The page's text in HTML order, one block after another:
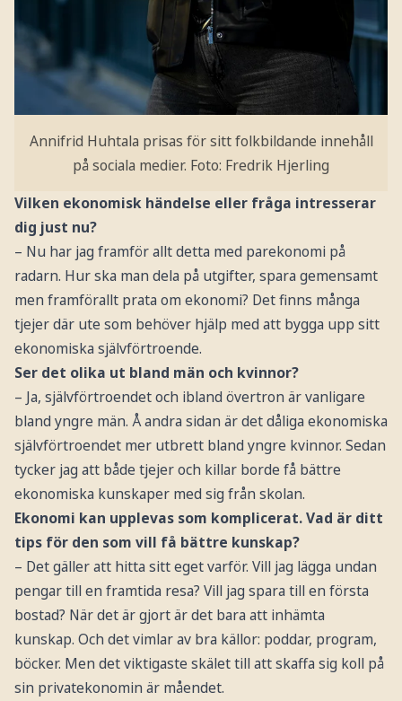
Annifrid Huhtala prisas för sitt folkbildande innehåll
på sociala medier. Foto: Fredrik Hjerling
Vilken ekonomisk händelse eller fråga intresserar
dig just nu?
– Nu har jag framför allt detta med parekonomi på
radarn. Hur ska man dela på utgifter, spara gemensamt
men framförallt prata om ekonomi? Det finns många
tjejer där ute som behöver hjälp med att bygga upp sitt
ekonomiska självförtroende.
Ser det olika ut bland män och kvinnor?
– Ja, självförtroendet och ibland övertron är vanligare
bland yngre män. Å andra sidan är det dåliga ekonomiska
självförtroendet mer utbrett bland yngre kvinnor. Sedan
tycker jag att både tjejer och killar borde få bättre
ekonomiska kunskaper med sig från skolan.
Ekonomi kan upplevas som komplicerat. Vad är ditt
tips för den som vill få bättre kunskap?
– Det gäller att hitta sitt eget varför. Vill jag lägga undan
pengar till en framtida resa? Vill jag spara till en första
bostad? När det är gjort är det bara att inhämta
kunskap. Och det vimlar av bra källor: poddar, program,
böcker. Men det viktigaste skälet till att skaffa sig koll på
sin privatekonomin är måendet.